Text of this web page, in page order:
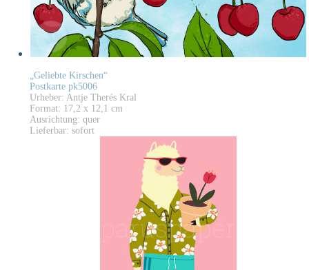
„Geliebte Kirschen“
Postkarte pk5006
Urheber: Antje Therés Kral
Format: 17,2 x 12,1 cm
Ausrichtung: quer
Lieferbar: sofort